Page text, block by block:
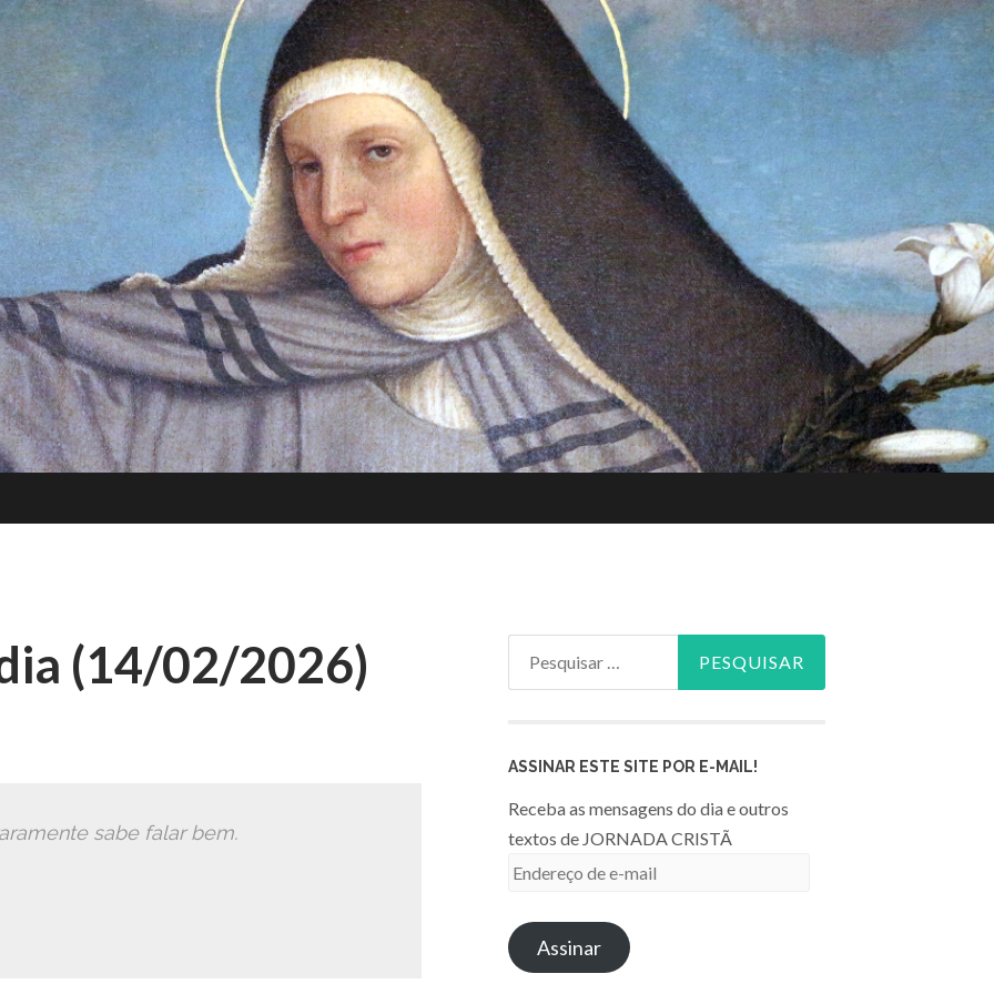
JO
RN
AD
A
CRI
Para a
glória de
Deus, em
comunhão
com a
Santa Igreja
Católica
Romana
(14/02/2026)
sabe falar bem.
ASSINAR ESTE SITE POR E-MAIL!
Receba as mensagens do dia e outros
textos de JORNADA CRISTÃ
Endereço
e-
mailAssinar